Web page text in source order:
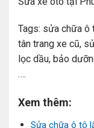
Tags: sửa chữa ô
tân trang xe cũ,
lọc dầu, bảo
….
Xem thêm:
Sửa chữa ô tô